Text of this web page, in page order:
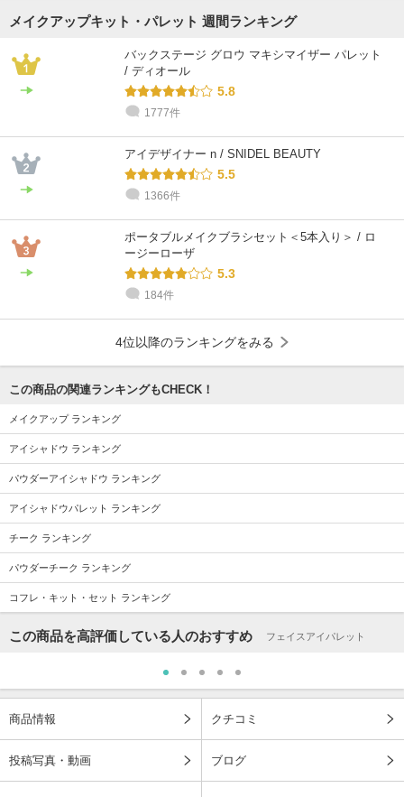
メイクアップキット・パレット 週間ランキング
バックステージ グロウ マキシマイザー パレット
/ ディオール
5.8
1777件
アイデザイナー n / SNIDEL BEAUTY
5.5
1366件
ポータブルメイクブラシセット＜5本入り＞ / ロ
ージーローザ
5.3
184件
4位以降のランキングをみる
この商品の関連ランキングもCHECK！
メイクアップ ランキング
アイシャドウ ランキング
パウダーアイシャドウ ランキング
アイシャドウパレット ランキング
チーク ランキング
パウダーチーク ランキング
コフレ・キット・セット ランキング
この商品を高評価している人のおすすめ フェイスアイパレット
商品情報 クチコミ
投稿写真・動画 ブログ